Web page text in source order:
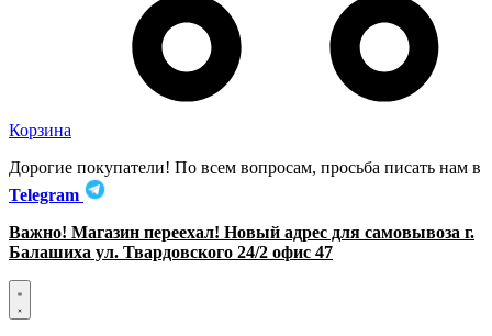
Корзина
Дорогие покупатели! По всем вопросам, просьба писать нам в
Telegram
Важно! Магазин переехал! Новый адрес для самовывоза г.
Балашиха ул. Твардовского 24/2 офис 47